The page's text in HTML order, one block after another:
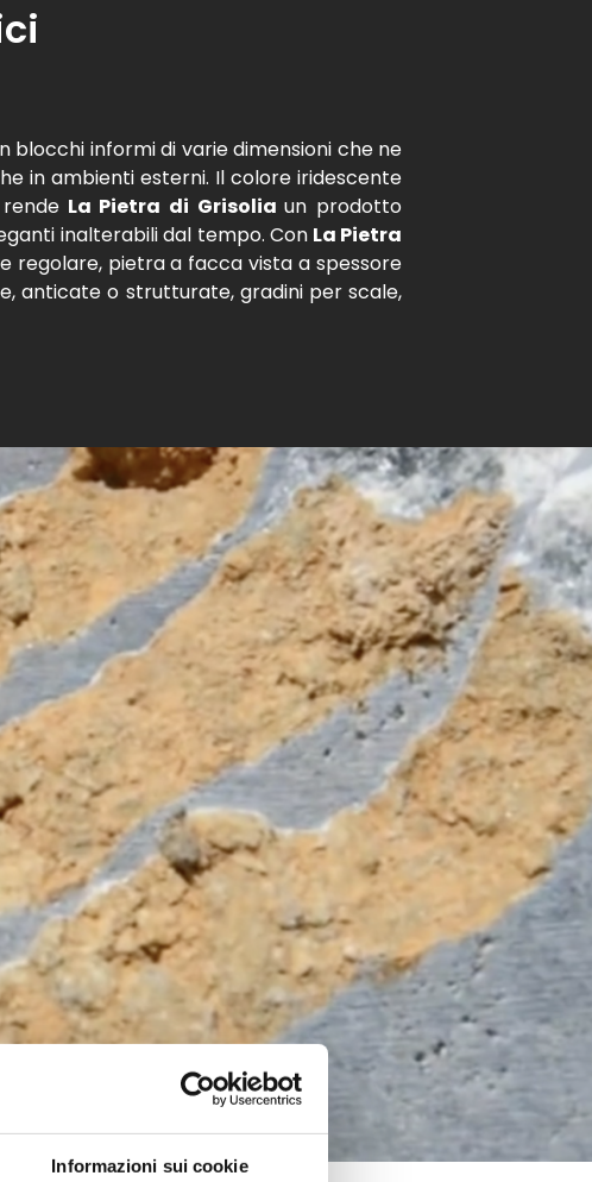
Informazioni sui cookie
blocchi informi di varie dimensioni che ne
in ambienti esterni. Il colore iridescente
La Pietra di Grisoliaun prodotto
inalterabili dal tempo. Con La Pietra
regolare, pietra a facca vista a spessore
anticate o strutturate, gradini per scale,